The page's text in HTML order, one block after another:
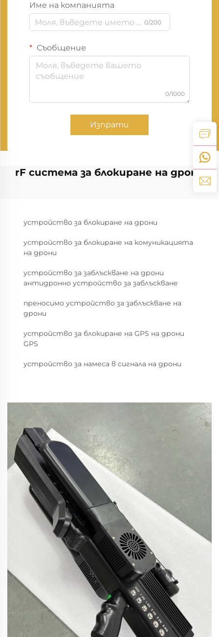
Име на компанията
0/200
Съобщение
0/1000
Изпрати
rF система за блокиране на дрони
устройство за блокиране на дрони
устройство за блокиране на комуникацията
на дрони
устройство за заблъскване на дрони
антидронно устройство за заблъскване
преносимо устройство за заблъскване на
дрони
устройство за блокиране на GPS на дрони
GPS
устройство за намеса в сигнала на дрони